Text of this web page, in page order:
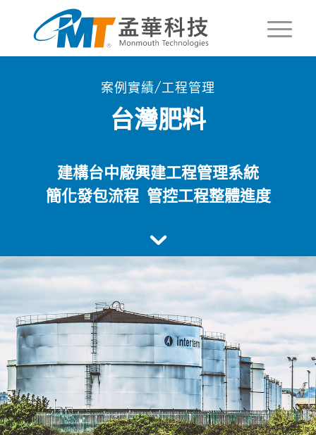
案例實績/工程管理
台灣肥料
建構台中廠興建工程管理系統
簡化發包流程 管控工程整體進度